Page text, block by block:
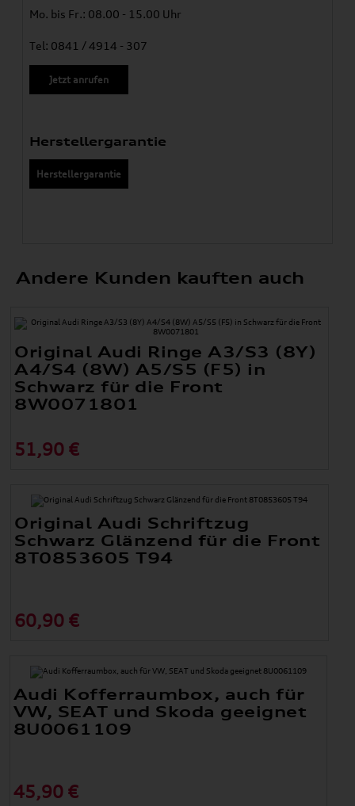
Mo. bis Fr.: 08.00 - 15.00 Uhr
Tel: 0841 / 4914 - 307
Jetzt anrufen
Herstellergarantie
Herstellergarantie
Andere Kunden kauften auch
Original Audi Ringe A3/S3 (8Y)
A4/S4 (8W) A5/S5 (F5) in
Schwarz für die Front
8W0071801
51,90 €
Original Audi Schriftzug
Schwarz Glänzend für die Front
8T0853605 T94
60,90 €
Audi Kofferraumbox, auch für
VW, SEAT und Skoda geeignet
8U0061109
45,90 €